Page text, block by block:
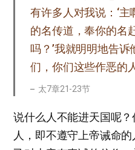
有许多人对我说：‘
的名传道，奉你的名
吗？’我就明明地告诉
们，你们这些作恶的
太7章21-23节
说什么人不能进天国呢
人，即不遵守上帝诫命